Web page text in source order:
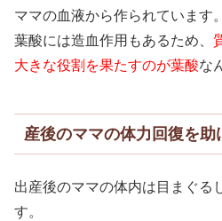
ママの血液から作られています。
葉酸には造血作用もあるため、
大きな役割を果たすのが葉酸な
産後のママの体力回復を助
出産後のママの体内は目まぐる
す。